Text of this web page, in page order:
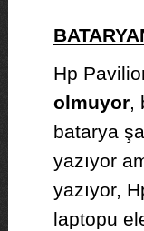
Hp
olmuyor,
batarya
yazıyor
yazıyor,
laptopu